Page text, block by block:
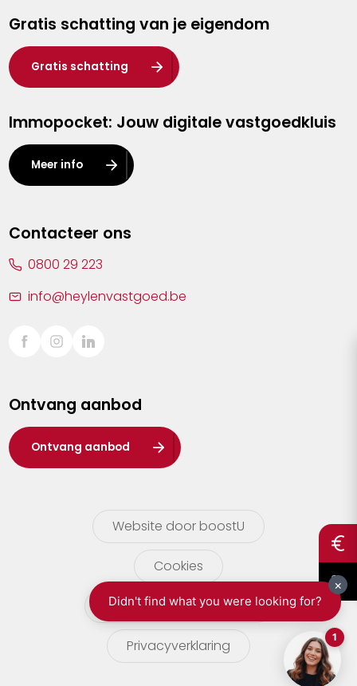
Hasselt
Heist-op-den-Berg
Herentals
Kalmthout
Leuven
Lier
Sint-Truiden
Waasland
Wuustwezel
Zoersel
Gratis schatting van je eigendom
Gratis schatting
Immopocket: Jouw digitale vastgoedkluis
Meer info
Contacteer ons
0800 29 223
info@heylenvastgoed.be
Ontvang aanbod
Ontvang aanbod
Website door boostU
Cookies
gebruikersvoorwaarden
Privacyverklaring